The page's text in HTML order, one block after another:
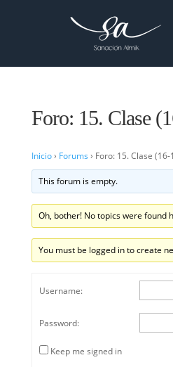
Foro: 15. Clase
Inicio› Forums › Foro: 15. Clase (16-
This forum is empty.
Oh, bother! No topics were found
You must be logged in to create
Username:
Password:
Keep me signed in